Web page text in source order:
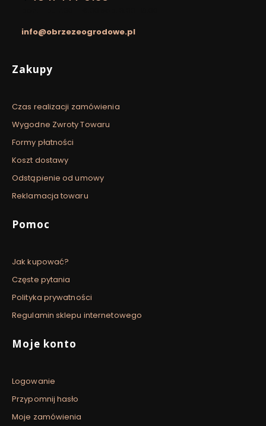
info@obrzezeogrodowe.pl
Linki w stopce
Zakupy
Czas realizacji zamówienia
Wygodne Zwroty Towaru
Formy płatności
Koszt dostawy
Odstąpienie od umowy
Reklamacja towaru
Pomoc
Jak kupować?
Częste pytania
Polityka prywatności
Regulamin sklepu internetowego
Moje konto
Logowanie
Przypomnij hasło
Moje zamówienia